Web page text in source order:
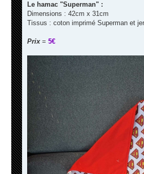
Le hamac "Superman" :
Dimensions : 42cm x 31cm
Tissus : coton imprimé Superman et
Prix = 5€